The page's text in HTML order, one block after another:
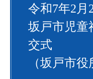
令和7年2月
坂戸市児童
交式
（坂戸市役